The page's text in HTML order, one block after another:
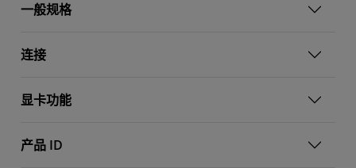
一般规格
连接
显卡功能
产品 ID